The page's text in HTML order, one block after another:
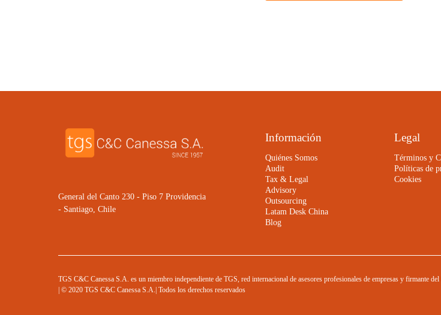
General del Canto 230 - Piso 7 Providencia
- Santiago, Chile
Información
Quiénes Somos
Audit
Tax & Legal
Advisory
Outsourcing
Latam Desk China
Blog
Legal
Términos y
Políticas de
Cookies
TGS C&C Canessa S.A. es un miembro independiente de TGS, red internacional de asesores profesionales de empresas y firmante
| © 2020 TGS C&C Canessa S.A.| Todos los derechos reservados